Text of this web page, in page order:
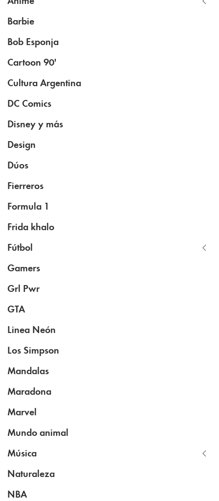
Barbie
Bob Esponja
Cartoon 90'
Cultura Argentina
DC Comics
Disney y más
Design
Dúos
Fierreros
Formula 1
Frida khalo
Fútbol
Gamers
Grl Pwr
GTA
Linea Neón
Los Simpson
Mandalas
Maradona
Marvel
Mundo animal
Música
Naturaleza
NBA